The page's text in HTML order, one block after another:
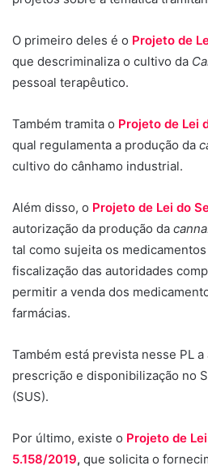
O primeiro deles é o Projeto de
que descriminaliza o cultivo da
pessoal terapêutico.
Também tramita o Projeto de Lei
qual regulamenta a produção da
cultivo do cânhamo industrial.
Além disso, o Projeto de Lei do
autorização da produção da
tal como sujeita os
fiscalização das autoridades
permitir a venda dos
farmácias.
Também está prevista nesse PL
prescrição e disponibilização no
(SUS).
Por último, existe o Projeto de
5.158/2019, que solicita o